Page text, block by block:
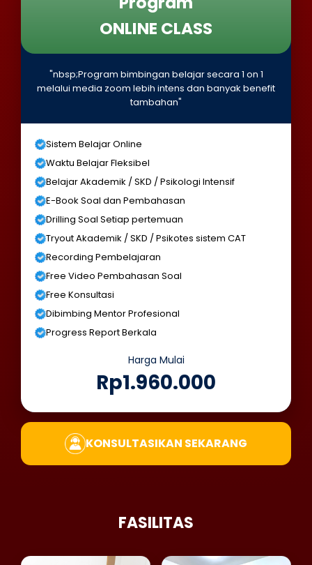
ONLINE CLASS
"nbsp;Program bimbingan belajar secara 1 on 1
melalui media zoom lebih intens dan banyak benefit
tambahan"
Sistem Belajar Online
Waktu Belajar Fleksibel
Belajar Akademik / SKD / Psikologi Intensif
E-Book Soal dan Pembahasan
Drilling Soal Setiap pertemuan
Tryout Akademik / SKD / Psikotes sistem CAT
Recording Pembelajaran
Free Video Pembahasan Soal
Free Konsultasi
Dibimbing Mentor Profesional
Progress Report Berkala
Harga Mulai
Rp1.960.000
KONSULTASIKAN SEKARANG
FASILITAS